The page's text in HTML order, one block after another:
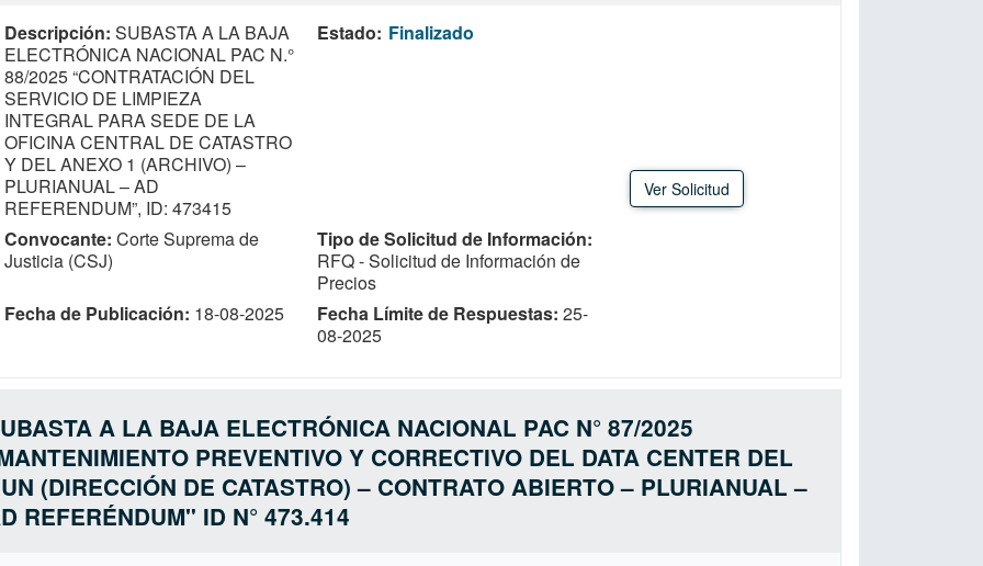
Descripción SUBASTA A LA BAJA
ELECTRÓNICA NACIONAL PAC N.°
88/2025 “CONTRATACIÓN DEL
SERVICIO DE LIMPIEZA
INTEGRAL PARA SEDE DE LA
OFICINA CENTRAL DE CATASTRO
Y DEL ANEXO 1 (ARCHIVO) –
PLURIANUAL – AD
REFERENDUM”, ID: 473415
Estado Finalizado
Convocante Corte Suprema de
Justicia (CSJ)
Tipo de Solicitud de Información
RFQ - Solicitud de Información de
Precios
Fecha de Publicación 18-08-2025 Fecha Límite de Respuestas 25-
08-2025
Ver Solicitud
A LA BAJA ELECTRÓNICA NACIONAL PAC N° 87/2025
PREVENTIVO Y CORRECTIVO DEL DATA CENTER DEL
(DIRECCIÓN DE CATASTRO) – CONTRATO ABIERTO – PLURIANUAL –
REFERÉNDUM" ID N° 473.414